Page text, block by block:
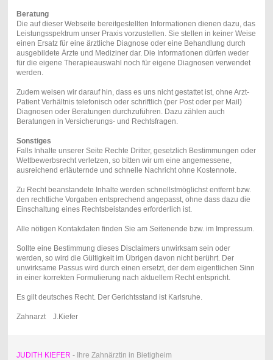
Beratung
Die auf dieser Webseite bereitgestellten Informationen dienen dazu, das
Leistungsspektrum unser Praxis vorzustellen. Sie stellen in keiner Weise
einen Ersatz für eine ärztliche Diagnose oder eine Behandlung durch
ausgebildete Ärzte und Mediziner dar. Die Informationen dürfen weder
für die eigene Therapieauswahl noch für eigene Diagnosen verwendet
werden.
Zudem weisen wir darauf hin, dass es uns nicht gestattet ist, ohne Arzt-
Patient Verhältnis telefonisch oder schriftlich (per Post oder per Mail)
Diagnosen oder Beratungen durchzuführen. Dazu zählen auch
Beratungen in Versicherungs- und Rechtsfragen.
Sonstiges
Falls Inhalte unserer Seite Rechte Dritter, gesetzlich Bestimmungen oder
Wettbewerbsrecht verletzen, so bitten wir um eine angemessene,
ausreichend erläuternde und schnelle Nachricht ohne Kostennote.
Zu Recht beanstandete Inhalte werden schnellstmöglichst entfernt bzw.
den rechtliche Vorgaben entsprechend angepasst, ohne dass dazu die
Einschaltung eines Rechtsbeistandes erforderlich ist.
Alle nötigen Kontakdaten finden Sie am Seitenende bzw. im Impressum.
Sollte eine Bestimmung dieses Disclaimers unwirksam sein oder
werden, so wird die Gültigkeit im Übrigen davon nicht berührt. Der
unwirksame Passus wird durch einen ersetzt, der dem eigentlichen Sinn
in einer korrekten Formulierung nach aktuellem Recht entspricht.
Es gilt deutsches Recht. Der Gerichtsstand ist Karlsruhe.
Zahnarzt J.Kiefer
JUDITH KIEFER - Ihre Zahnärztin in Bietigheim